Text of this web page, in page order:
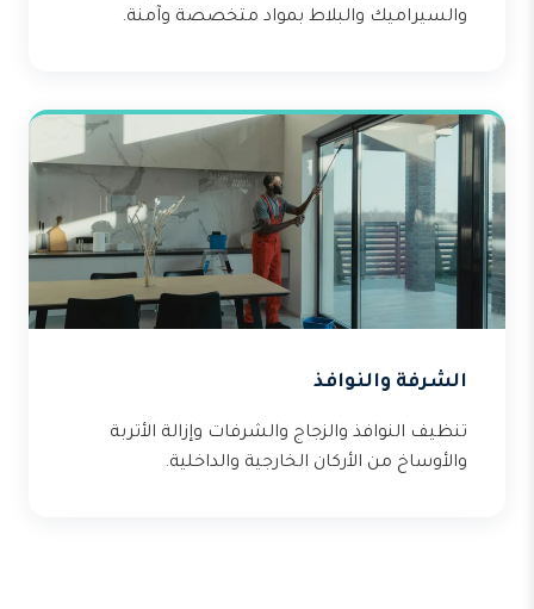
والسيراميك والبلاط بمواد متخصصة وآمنة.
الشرفة والنوافذ
تنظيف النوافذ والزجاج والشرفات وإزالة الأتربة
والأوساخ من الأركان الخارجية والداخلية.